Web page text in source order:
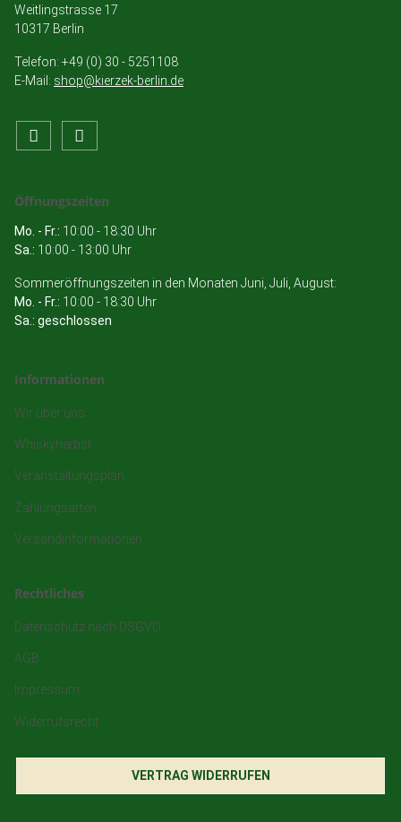
Weitlingstrasse 17
10317 Berlin
Telefon: +49 (0) 30 - 5251108
E-Mail: shop@kierzek-berlin.de
Öffnungszeiten
Mo. - Fr.: 10:00 - 18:30 Uhr
Sa.: 10:00 - 13:00 Uhr
Sommeröffnungszeiten in den Monaten Juni, Juli, August:
Mo. - Fr.: 10:00 - 18:30 Uhr
Sa.: geschlossen
Informationen
Wir über uns
Whiskyherbst
Veranstaltungsplan
Zahlungsarten
Versandinformationen
Rechtliches
Datenschutz nach DSGVO
AGB
Impressum
Widerrufsrecht
VERTRAG WIDERRUFEN